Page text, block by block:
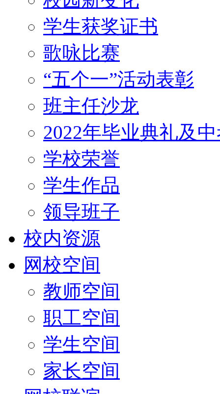
学生获奖证书
歌咏比赛
“五个一”活动表彰
班主任沙龙
2022年毕业典礼及
学校荣誉
学生作品
领导班子
校内资源
网校空间
教师空间
职工空间
学生空间
家长空间